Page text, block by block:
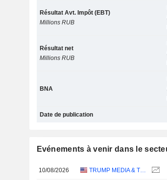
Résultat Avt. Impôt (EBT)
Millions RUB
Résultat net
Millions RUB
BNA
Date de publication
Evénements à venir dans le
10/08/2026 TRUMP MEDIA & TECHNOLOGY GROUP CORP.